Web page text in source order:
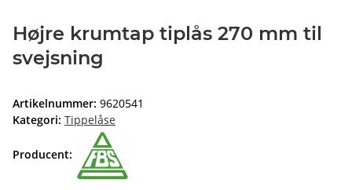
Højre krumtap tiplås 270 mm til
svejsning
Artikelnummer: 9620541
Kategori: Tippelåse
Producent: